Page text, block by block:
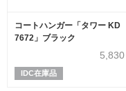
コートハンガー「タワー KD
7672」ブラック
5,830
IDC在庫品